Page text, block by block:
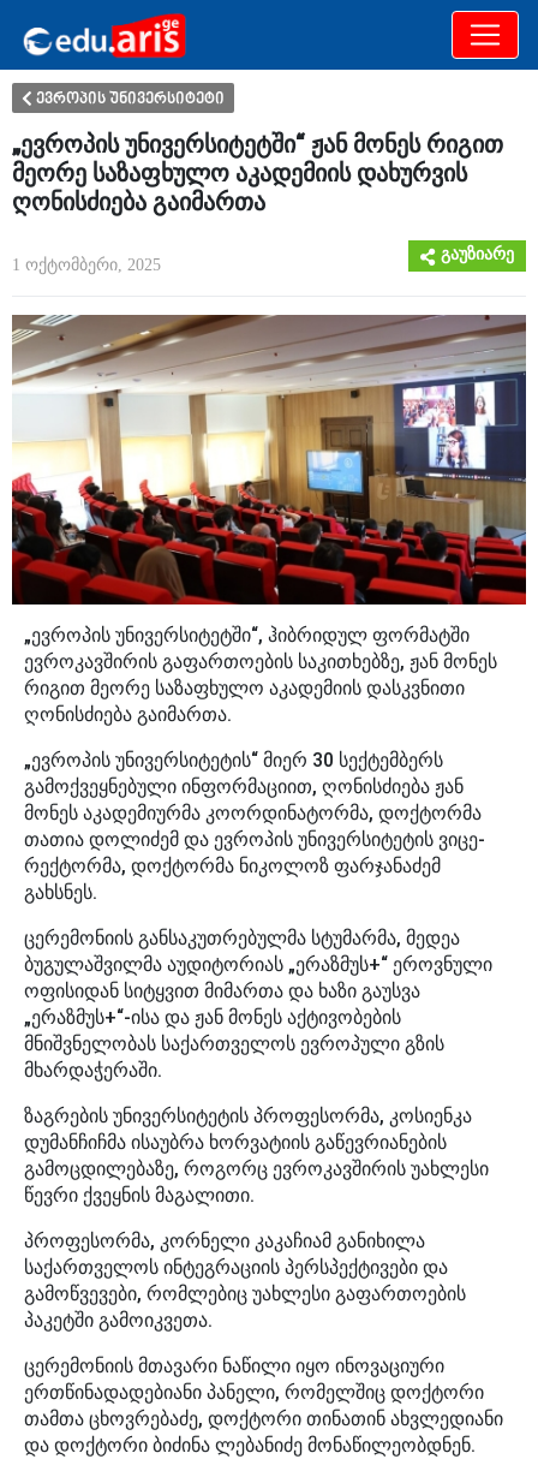
განათლება
ევროპის უნივერსიტეტი
„ევროპის უნივერსიტეტში“ ჟან მონეს რიგით
მეორე საზაფხულო აკადემიის დახურვის
ღონისძიება გაიმართა
1 ოქტომბერი, 2025
გაუზიარე
„ევროპის უნივერსიტეტში“, ჰიბრიდულ ფორმატში
ევროკავშირის გაფართოების საკითხებზე, ჟან მონეს
რიგით მეორე საზაფხულო აკადემიის დასკვნითი
ღონისძიება გაიმართა.
„ევროპის უნივერსიტეტის“ მიერ 30 სექტემბერს
გამოქვეყნებული ინფორმაციით, ღონისძიება ჟან
მონეს აკადემიურმა კოორდინატორმა, დოქტორმა
თათია დოლიძემ და ევროპის უნივერსიტეტის ვიცე-
რექტორმა, დოქტორმა ნიკოლოზ ფარჯანაძემ
გახსნეს.
ცერემონიის განსაკუთრებულმა სტუმარმა, მედეა
ბუგულაშვილმა აუდიტორიას „ერაზმუს+“ ეროვნული
ოფისიდან სიტყვით მიმართა და ხაზი გაუსვა
„ერაზმუს+“-ისა და ჟან მონეს აქტივობების
მნიშვნელობას საქართველოს ევროპული გზის
მხარდაჭერაში.
ზაგრების უნივერსიტეტის პროფესორმა, კოსიენკა
დუმანჩიჩმა ისაუბრა ხორვატიის გაწევრიანების
გამოცდილებაზე, როგორც ევროკავშირის უახლესი
წევრი ქვეყნის მაგალითი.
პროფესორმა, კორნელი კაკაჩიამ განიხილა
საქართველოს ინტეგრაციის პერსპექტივები და
გამოწვევები, რომლებიც უახლესი გაფართოების
პაკეტში გამოიკვეთა.
ცერემონიის მთავარი ნაწილი იყო ინოვაციური
ერთწინადადებიანი პანელი, რომელშიც დოქტორი
თამთა ცხოვრებაძე, დოქტორი თინათინ ახვლედიანი
და დოქტორი ბიძინა ლებანიძე მონაწილეობდნენ.